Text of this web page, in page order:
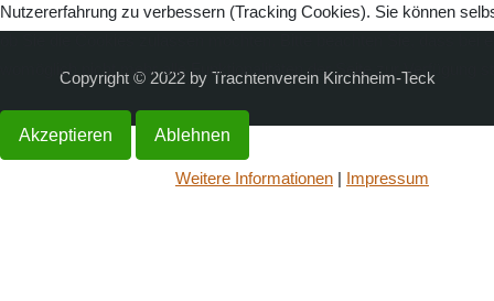
Copyright © 2022 by Trachtenverein Kirchheim-Teck
Nutzererfahrung zu verbessern (Tracking Cookies). Sie können
womöglich nicht mehr alle Funktionalitäten der Seite zur Verfügung
Akzeptieren Ablehnen
Weitere Informationen | Impressum